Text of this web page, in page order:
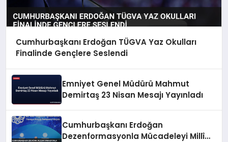
Cumhurbaşkanı Erdoğan TÜGVA Yaz Okulları
Finalinde Gençlere Seslendi
Emniyet Genel Müdürü Mahmut
Demirtaş 23 Nisan Mesajı Yayınladı
Cumhurbaşkanı Erdoğan
Dezenformasyonla Mücadeleyi Millî